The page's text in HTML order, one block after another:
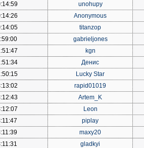
unohupy
Anonymous
titanzop
gabrieljones
kgn
Денис
Lucky Star
rapid01019
Artem_K
Leon
piplay
maxy20
gladkyi